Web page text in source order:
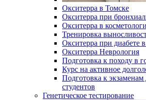
Окситерра в Томске
Окситерра при
Окситерра в
Тренировка
Окситерра при диабете
Окситерра Неврология
Подготовка к походу в
Курс на активное
Подготовка к
студентов
Генетическое тестирование